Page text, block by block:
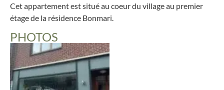
Cet appartement est situé au coeur du village au premier
étage de la résidence Bonmari.
PHOTOS